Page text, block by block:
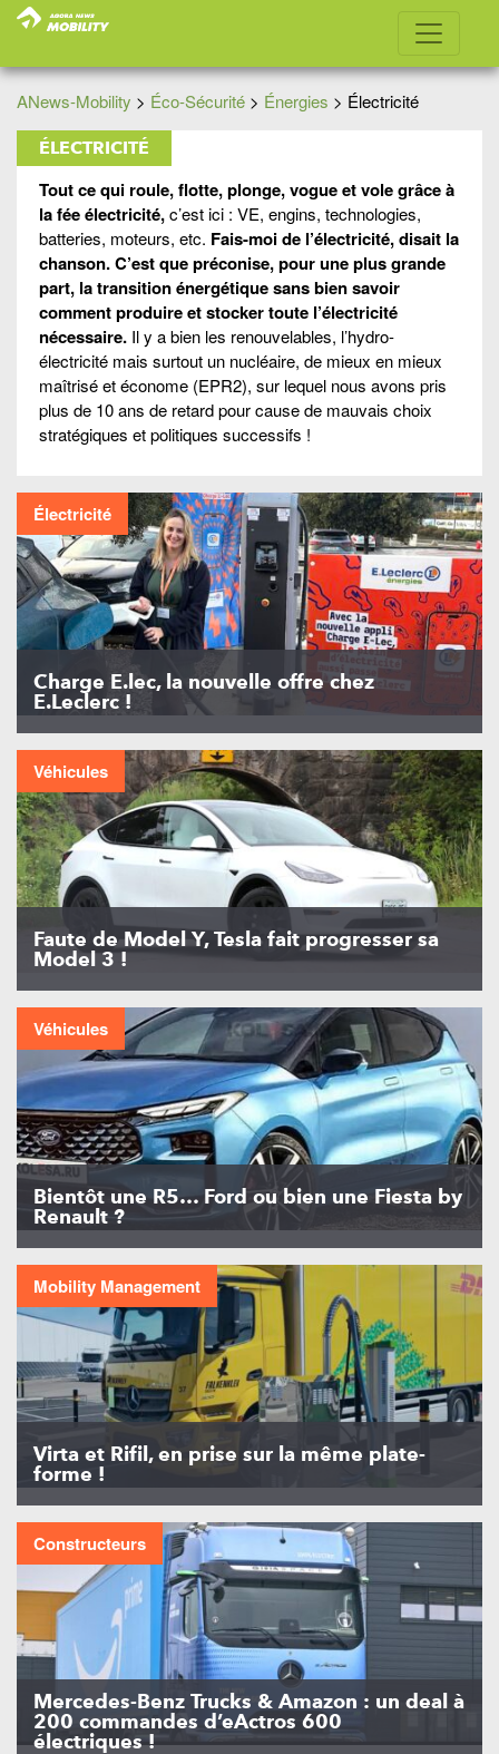
ANews-Mobility > Éco-Sécurité > Énergies > Électricité
ÉLECTRICITÉ
Tout ce qui roule, flotte, plonge, vogue et vole grâce à
la fée électricité,c’est ici : VE, engins, technologies,
batteries, moteurs, etc. Fais-moi de l’électricité, disait la
chanson. C’est que préconise, pour une plus grande
part, la transition énergétique sans bien savoir
comment produire et stocker toute l’électricité
nécessaire. Il y a bien les renouvelables, l’hydro-
électricité mais surtout un nucléaire, de mieux en mieux
maîtrisé et économe (EPR2), sur lequel nous avons pris
plus de 10 ans de retard pour cause de mauvais choix
stratégiques et politiques successifs !
Électricité
Charge E.lec, la nouvelle offre chez
E.Leclerc !
Véhicules
Faute de Model Y, Tesla fait progresser sa
Model 3 !
Véhicules
Bientôt une R5… Ford ou bien une Fiesta by
Renault ?
Mobility Management
Virta et Rifil, en prise sur la même plate-
forme !
Constructeurs
Mercedes-Benz Trucks & Amazon : un deal à
200 commandes d’eActros 600
électriques !